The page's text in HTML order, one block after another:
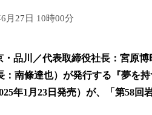
月27日 10時00分
品川／代表取締役社長：宮原
南條達也）が発行する『夢を
年1月23日発売）が、「第58回